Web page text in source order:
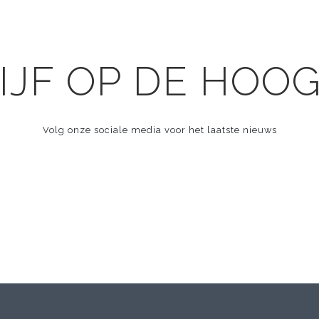
OP DE
Volg onze sociale media voor het laatste nieuws